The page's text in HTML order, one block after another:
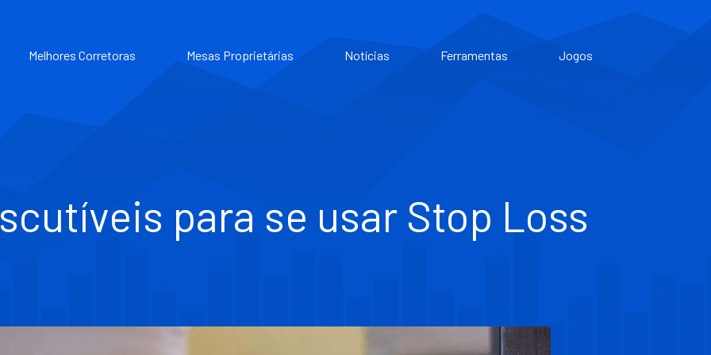
Melhores Corretoras Mesas Proprietárias Notícias Ferramentas Jogos
para se usar Stop Loss